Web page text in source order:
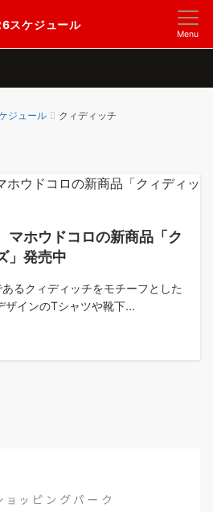
スケジュール
Menu
ジュール クィディッチ
ホウドコロの新商品「ク
」発売中
るクィディッチをモチーフとした
ザインのTシャツや靴下...